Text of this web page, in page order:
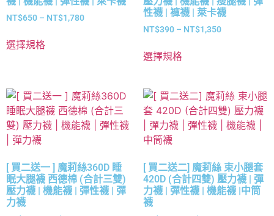
NT$650 – NT$1,780
選擇規格
性襪 | 褲襪 | 萊卡襪
NT$390 – NT$1,350
選擇規格
[ 買二送一 ] 魔莉絲360D 睡
眠大腿襪 西德棉 (合計三雙)
壓力襪 | 機能襪 | 彈性襪 | 彈
力襪
[ 買二送二] 魔莉絲 束小腿套
420D (合計四雙) 壓力襪 | 彈
力襪 | 彈性襪 | 機能襪 |中筒
襪